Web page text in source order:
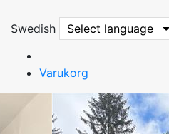
Swedish Select language
Varukorg